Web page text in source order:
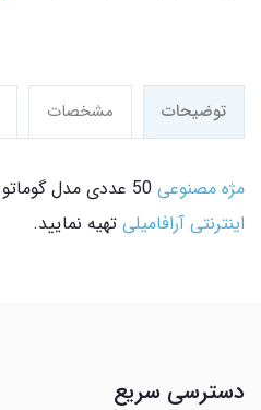
توضیحات مشخصات
مژه مصنوعی
اینترنتی آرافامیلی تهیه نمایید.
دسترسی سریع